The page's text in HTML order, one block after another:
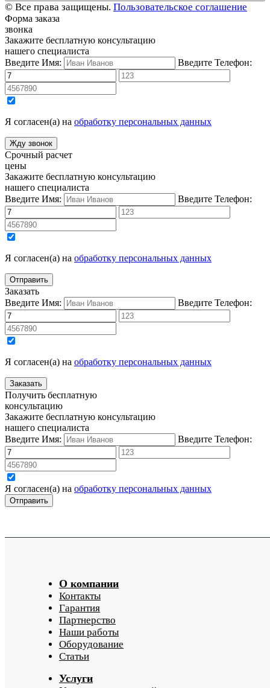
© Все права защищены. Пользовательское соглашение
Форма заказа
звонка
Закажите бесплатную консультацию
нашего специалиста
Введите Имя:
Введите Телефон:
Я согласен(а) на обработку персональных данных
Срочный расчет
цены
Закажите бесплатную консультацию
нашего специалиста
Введите Имя:
Введите Телефон:
Я согласен(а) на обработку персональных данных
Заказать
Введите Имя:
Введите Телефон:
Я согласен(а) на обработку персональных данных
Получить бесплатную
консультацию
Закажите бесплатную консультацию
нашего специалиста
Введите Имя:
Введите Телефон:
Я согласен(а) на обработку персональных данных
О компании
Контакты
Гарантия
Партнерство
Наши работы
Оборудование
Статьи
Услуги